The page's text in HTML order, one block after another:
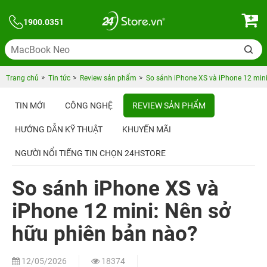
1900.0351
Trang chủ Tin tức Review sản phẩm So sánh iPhone XS và iPhone 12
TIN MỚI CÔNG NGHỆ REVIEW SẢN PHẨM
HƯỚNG DẪN KỸ THUẬT KHUYẾN MÃI
NGƯỜI NỔI TIẾNG TIN CHỌN 24HSTORE
So sánh iPhone XS và
iPhone 12 mini: Nên sở
hữu phiên bản nào?
12/05/2026 18374